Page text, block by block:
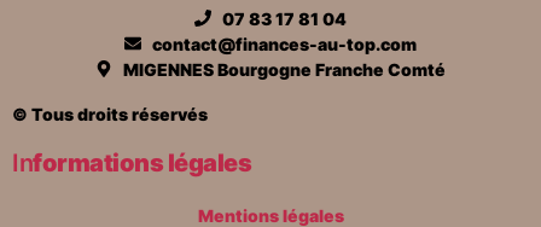
07 83 17 81 04
contact@finances-au-top.com
MIGENNES Bourgogne Franche Comté
© Tous droits réservés
Informations légales
Mentions légales